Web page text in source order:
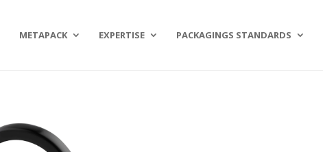
METAPACK EXPERTISE PACKAGINGS STANDARDS